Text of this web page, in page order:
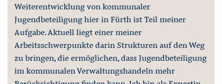
Weiterentwicklung von kommunaler
Jugendbeteiligung hier in Fürth ist Teil meiner
Aufgabe. Aktuell liegt einer meiner
Arbeitsschwerpunkte darin Strukturen auf den Weg
zu bringen, die ermöglichen, dass Jugendbeteiligung
im kommunalen Verwaltungshandeln mehr